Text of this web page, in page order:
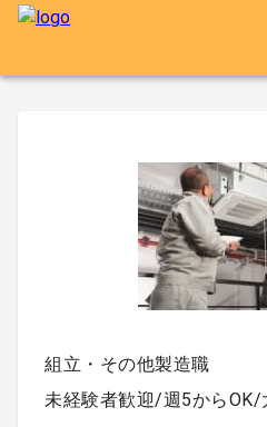
組立・その他製造職
未経験者歓迎/週5からOK/